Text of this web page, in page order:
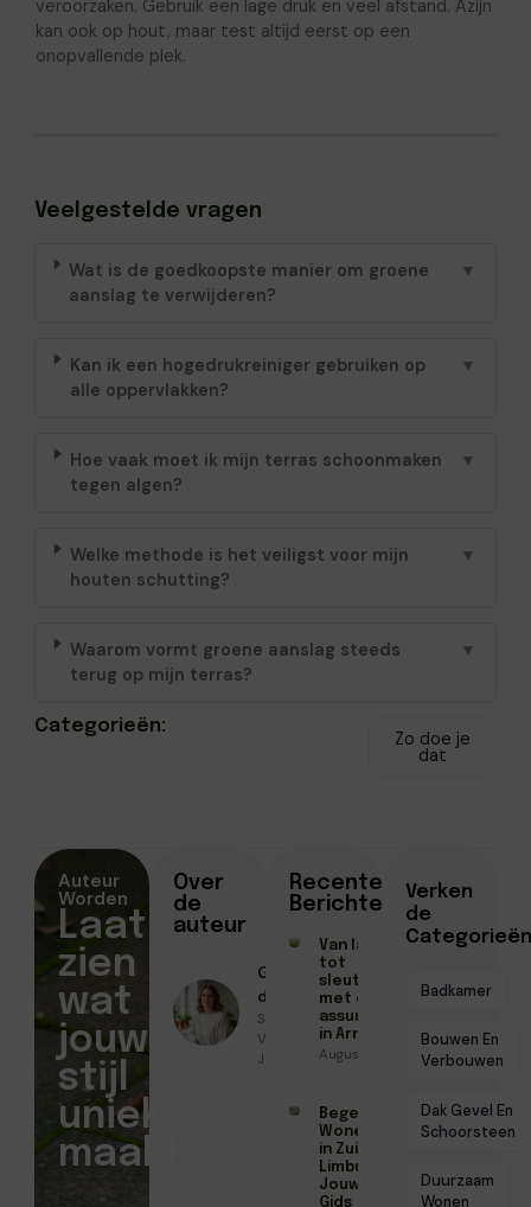
veroorzaken. Gebruik een lage druk en veel afstand. Azijn
kan ook op hout, maar test altijd eerst op een
onopvallende plek.
Veelgestelde vragen
Wat is de goedkoopste manier om groene
aanslag te verwijderen?
▼
Kan ik een hogedrukreiniger gebruiken op
alle oppervlakken?
▼
Hoe vaak moet ik mijn terras schoonmaken
tegen algen?
▼
Welke methode is het veiligst voor mijn
houten schutting?
▼
Waarom vormt groene aanslag steeds
terug op mijn terras?
▼
Categorieën:
Zo doe je
dat
Over
de
auteur
Geschreven
door
Sanne
Vermeer ●
Juli 8, 2025
Recente
Berichten
Van laatste check
tot
sleuteloverdracht
met een
assurantiekantoor
in Arnhem
Augustus 3, 2026
Begeleid
Wonen
in Zuid-
Limburg:
Jouw
Gids
Verken
de
Categorieën
Badkamer
Bouwen En
Verbouwen
Dak Gevel En
Schoorsteen
Duurzaam
Wonen
Auteur
Worden
Laat
zien
wat
jouw
stijl
uniek
maakt